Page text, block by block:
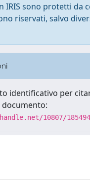
IRIS sono protetti da
riservati, salvo
identificativo per
10807/185494